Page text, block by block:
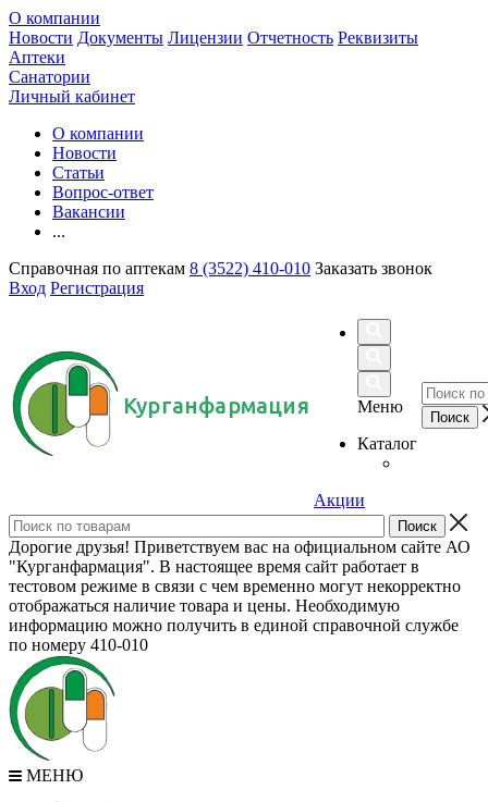
О компании
Новости Документы Лицензии Отчетность Реквизиты
Аптеки
Санатории
Личный кабинет
О компании
Новости
Статьи
Вопрос-ответ
Вакансии
...
Справочная по аптекам 8 (3522) 410-010 Заказать звонок
Вход Регистрация
Курганфармация
Меню
Каталог
Акции
Дорогие друзья! Приветствуем вас на официальном сайте АО
"Курганфармация". В настоящее время сайт работает в
тестовом режиме в связи с чем временно могут некорректно
отображаться наличие товара и цены. Необходимую
информацию можно получить в единой справочной службе
по номеру 410-010
МЕНЮ